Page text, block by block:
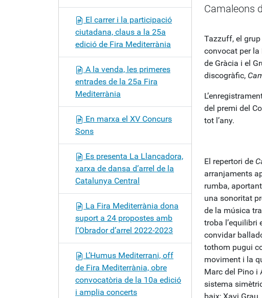
Camaleons
Tazzuff, el
convocat per la
de Gràcia i el
discogràfic,
del premi del
tot l’any.
El repertori de
arranjaments
rumba,
una sonoritat
de la música
troba l’equilibri
convidar
tothom pugui
moviment i la
Marc del Pino i
sistema
El carrer i la participació
ciutadana, claus a la 25a
edició de Fira Mediterrània
A la venda, les primeres
entrades de la 25a Fira
Mediterrània
En marxa el XV Concurs
Sons
Es presenta La Llançadora,
xarxa de dansa d’arrel de la
Catalunya Central
La Fira Mediterrània dona
suport a 24 propostes amb
l’Obrador d’arrel 2022-2023
L’Humus Mediterrani, off
de Fira Mediterrània, obre
convocatòria de la 10a edició
i amplia concerts